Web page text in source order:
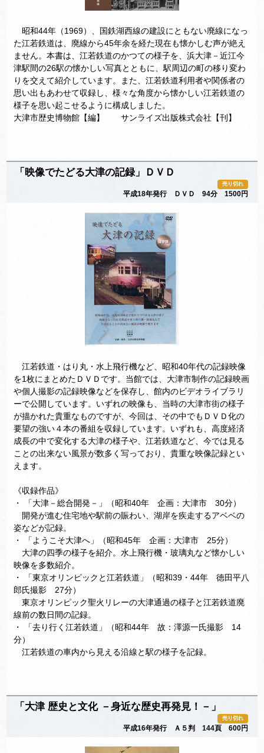
昭和44年（1969）、国鉄湖西線の建設にともない廃線になっ
た江若鉄道は、廃線から45年余を経た現在も懐かしむ声が絶え
ません。本書は、江若鉄道のかつての様子を、浜大津－近江今
津駅間の26駅の懐かしい写真とともに、駅周辺の町の移り変わ
りを交えて紹介しています。また、江若鉄道利用者や関係者の
思い出もあわせて収録し、様々な角度から懐かしい江若鉄道の
様子を思い起こせるように構成しました。
大津市歴史博物館【編】 サンライズ出版株式会社【刊】
「映像でたどる大津の記録」ＤＶＤ
売り切れ
平成18年発行 ＤＶＤ 94分 1500円
江若鉄道・はり丸・水上飛行機など、昭和40年代の記録映像
を1枚にまとめたＤＶＤです。当館では、大津市制作の記録映画
や個人撮影の記録映像などを保存し、館内のビデオライブラリ
ーで公開しています。いずれの映像も、当時の大津市街の様子
が描かれた貴重なものですが、今回は、その中でもＤＶＤ化の
要望の強い４本の番組を収録しています。いずれも、高度経済
成長の中で変化する大津の様子や、江若鉄道など、今では見る
ことの出来ない風景が数多く写っており、貴重な映像記録とい
えます。
《収録作品》
・ 「大津－総合開発－」（昭和40年 企画：大津市 30分）
開発が進む住宅地や駅前の賑わい、湖岸を疾走するアベベの
姿などが記録。
・ 「ようこそ大津へ」（昭和45年 企画：大津市 25分）
大津の四季の様子を紹介。水上飛行機・玻璃丸など懐かしい
映像を多数紹介。
・ 「東京オリンピックと江若鉄道」（昭和39・44年 徳田平八
郎氏撮影 27分）
東京オリンピック聖火リレーの大津通過の様子と江若鉄道廃
線前の数日間の記録。
・ 「去り行く江若鉄道」（昭和44年 故：澤源一氏撮影 14
分）
江若鉄道の車内から見える沿線と駅の様子を記録。
「大津 歴史と文化 －身近な歴史再発見！－」
売り切れ
平成16年発行 Ａ５判 144頁 600円